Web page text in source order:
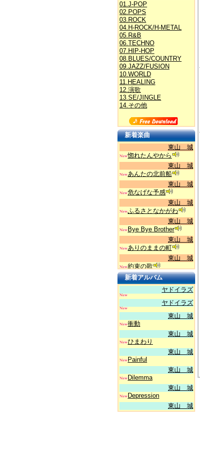
01.J-POP
02.POPS
03.ROCK
04.H-ROCK/H-METAL
05.R&B
06.TECHNO
07.HIP-HOP
08.BLUES/COUNTRY
09.JAZZ/FUSION
10.WORLD
11.HEALING
12.演歌
13.SE/JINGLE
14.その他
新着楽曲
東山 城
惚れたんやから
東山 城
あんたの北前船
東山 城
危なげな予感
東山 城
ふるさとなかがわ
東山 城
Bye Bye Brother
東山 城
ありのままの町
東山 城
約束の歌
東山 城
いつもなら～47 Years
Later
東山 城
穏やかな日々
東山 城
夜明けまでに
東山 城
Crazy Love
東山 城
君に初めて
Dance Through The
Night
東山 城
衝動
新着アルバム
ヤドイラズ
ヤドイラズ
東山 城
衝動
東山 城
ひまわり
東山 城
Painful
東山 城
Dilemma
東山 城
Depression
東山 城
Still More